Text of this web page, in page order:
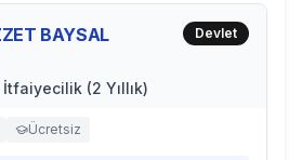
BAYSAL
(2 Yıllık)
Devlet
Ücretsiz